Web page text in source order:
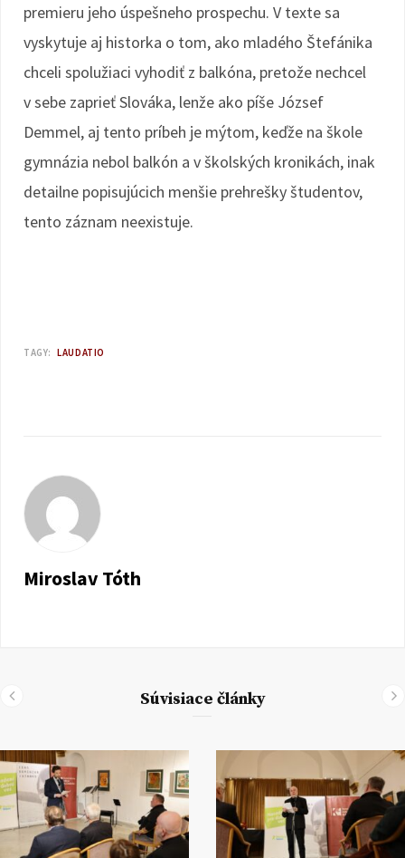
premieru jeho úspešneho prospechu. V texte sa
vyskytuje aj historka o tom, ako mladého Štefánika
chceli spolužiaci vyhodiť z balkóna, pretože nechcel
v sebe zaprieť Slováka, lenže ako píše József
Demmel, aj tento príbeh je mýtom, keďže na škole
gymnázia nebol balkón a v školských kronikách, inak
detailne popisujúcich menšie prehrešky študentov,
tento záznam neexistuje.
TAGY: LAUDATIO
Miroslav Tóth
Súvisiace články